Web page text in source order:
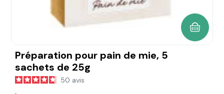
Préparation pour pain de mie, 5
sachets de 25g
50 avis